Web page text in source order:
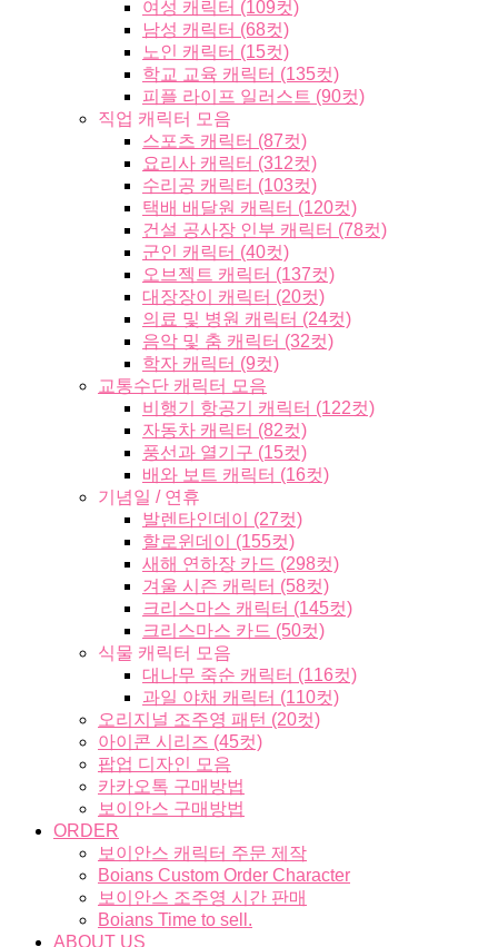
여성 캐릭터 (109컷)
남성 캐릭터 (68컷)
노인 캐릭터 (15컷)
학교 교육 캐릭터 (135컷)
피플 라이프 일러스트 (90컷)
직업 캐릭터 모음
스포츠 캐릭터 (87컷)
요리사 캐릭터 (312컷)
수리공 캐릭터 (103컷)
택배 배달원 캐릭터 (120컷)
건설 공사장 인부 캐릭터 (78컷)
군인 캐릭터 (40컷)
오브젝트 캐릭터 (137컷)
대장장이 캐릭터 (20컷)
의료 및 병원 캐릭터 (24컷)
음악 및 춤 캐릭터 (32컷)
학자 캐릭터 (9컷)
교통수단 캐릭터 모음
비행기 항공기 캐릭터 (122컷)
자동차 캐릭터 (82컷)
풍선과 열기구 (15컷)
배와 보트 캐릭터 (16컷)
기념일 / 연휴
발렌타인데이 (27컷)
할로윈데이 (155컷)
새해 연하장 카드 (298컷)
겨울 시즌 캐릭터 (58컷)
크리스마스 캐릭터 (145컷)
크리스마스 카드 (50컷)
식물 캐릭터 모음
대나무 죽순 캐릭터 (116컷)
과일 야채 캐릭터 (110컷)
오리지널 조주영 패턴 (20컷)
아이콘 시리즈 (45컷)
팝업 디자인 모음
카카오톡 구매방법
보이안스 구매방법
ORDER
보이안스 캐릭터 주문 제작
Boians Custom Order Character
보이안스 조주영 시간 판매
Boians Time to sell.
ABOUT US